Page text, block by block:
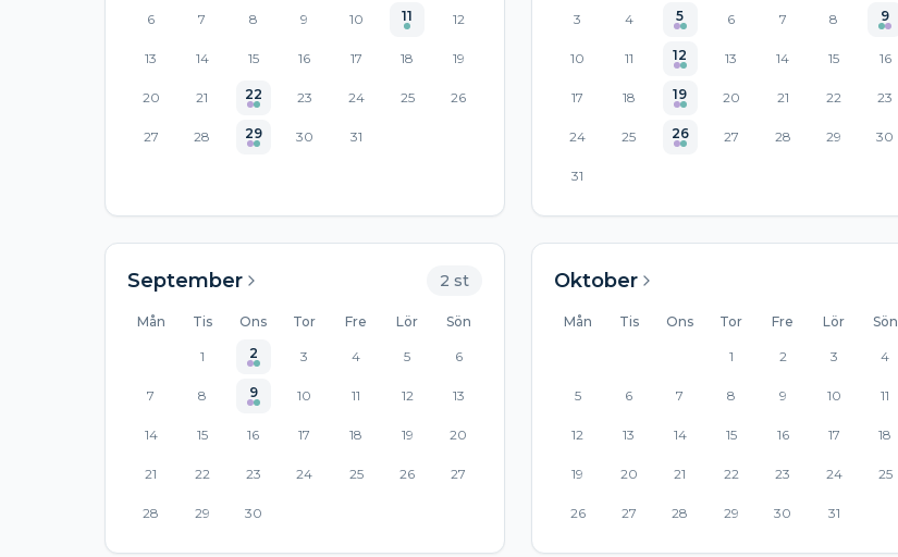
6 7 8 9 10 11 12
13 14 15 16 17 18 19
20 21 22 23 24 25 26
27 28 29 30 31
3 4 5 6 7 8 9
10 11 12 13 14 15 16
17 18 19 20 21 22 23
24 25 26 27 28 29 30
31
September 2 st
Mån Tis Ons Tor Fre Lör Sön
1 2 3 4 5 6
7 8 9 10 11 12 13
14 15 16 17 18 19 20
21 22 23 24 25 26 27
28 29 30
Oktober
Mån Tis Ons Tor Fre Lör Sön
1 2 3 4
5 6 7 8 9 10 11
12 13 14 15 16 17 18
19 20 21 22 23 24 25
26 27 28 29 30 31